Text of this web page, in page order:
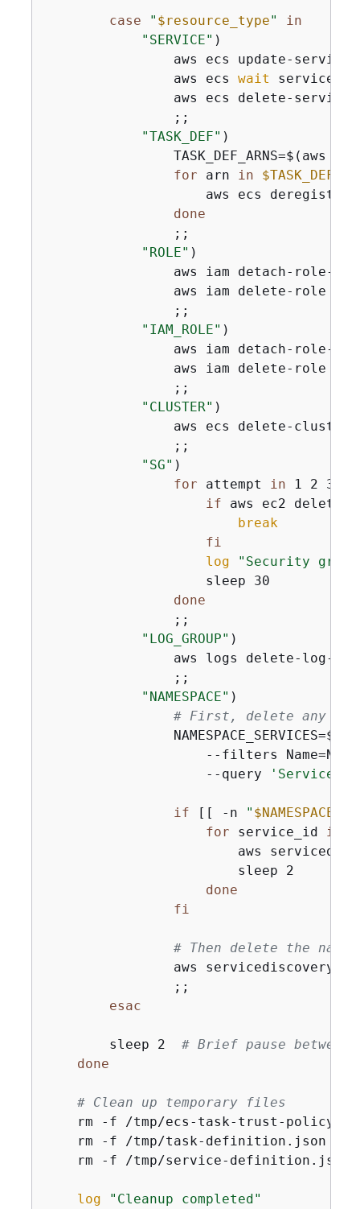
case " $resource_type"
in
"SERVICE" )
aws ecs update-
                aws ecs
wait
aws ecs delete-
                ;;
"TASK_DEF" )
TASK_DEF_ARNS=$(aws
for arn in
aws ecs
done
                ;;
"ROLE" )
aws iam detach-role-
aws iam delete-role
                ;;
"IAM_ROLE" )
aws iam detach-role-
aws iam delete-role
                ;;
"CLUSTER" )
aws ecs delete-
                ;;
"SG" )
for attempt in 1 2 3
if aws ec2
break
fi
log
"Security
                    sleep 30
done
                ;;
"LOG_GROUP" )
aws logs delete-log-
                ;;
"NAMESPACE" )
# First, delete any
--filters
                    --query
if [[ -n "
for service_id in
aws
                        sleep 2
done
fi
# Then delete the
aws servicediscovery
                ;;
esac
        sleep 2
# Brief pause between
done
# Clean up temporary files
rm -f /tmp/ecs-task-trust-
    rm -f /tmp/task-definition.json
    rm -f /tmp/service-definition.json
log "Cleanup completed"